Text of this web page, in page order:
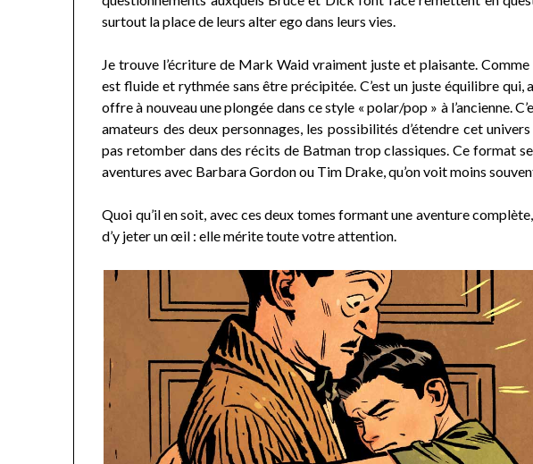
surtout la place de leurs alter ego dans leurs vies.
Je trouve l’écriture de Mark Waid vraiment juste et plaisante.
est fluide et rythmée sans être précipitée. C’est un juste équilibre qui,
offre à nouveau une plongée dans ce style « polar/pop » à l’ancienne.
amateurs des deux personnages, les possibilités d’étendre cet
pas retomber dans des récits de Batman trop classiques. Ce format
aventures avec Barbara Gordon ou Tim Drake, qu’on voit moins
Quoi qu’il en soit, avec ces deux tomes formant une aventure
d’y jeter un œil : elle mérite toute votre attention.